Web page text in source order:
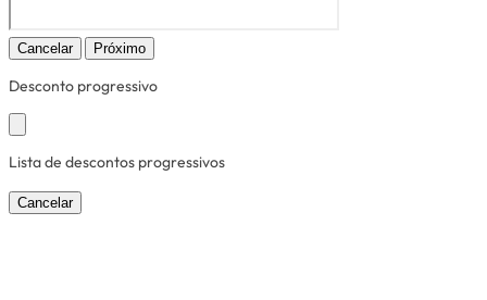
Cancelar Próximo
Desconto progressivo
Lista de descontos progressivos
Cancelar